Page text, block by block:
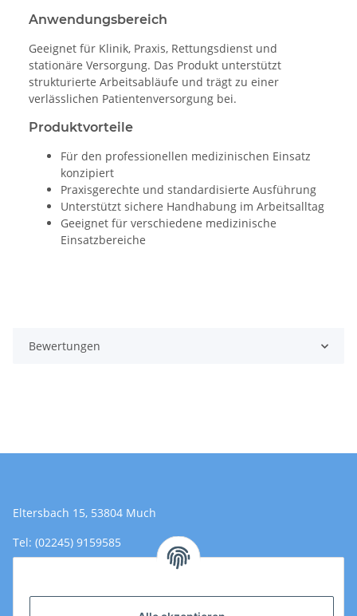
Anwendungsbereich
Geeignet für Klinik, Praxis, Rettungsdienst und
stationäre Versorgung. Das Produkt unterstützt
strukturierte Arbeitsabläufe und trägt zu einer
verlässlichen Patientenversorgung bei.
Produktvorteile
Für den professionellen medizinischen Einsatz
konzipiert
Praxisgerechte und standardisierte Ausführung
Unterstützt sichere Handhabung im Arbeitsalltag
Geeignet für verschiedene medizinische
Einsatzbereiche
Bewertungen
Eltersbach 15, 53804 Much
Tel: (02245) 9159585
Email: Kontakt@toromedical.de
Öffnungszeiten (Mo-Fr.) 8:00 - 17:00